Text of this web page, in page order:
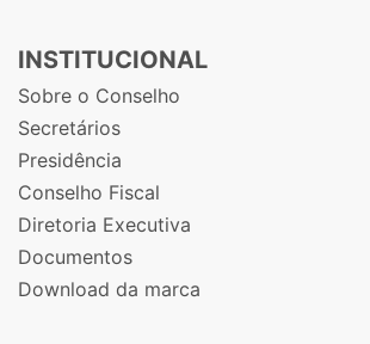
INSTITUCIONAL
Sobre o Conselho
Secretários
Presidência
Conselho Fiscal
Diretoria Executiva
Documentos
Download da marca